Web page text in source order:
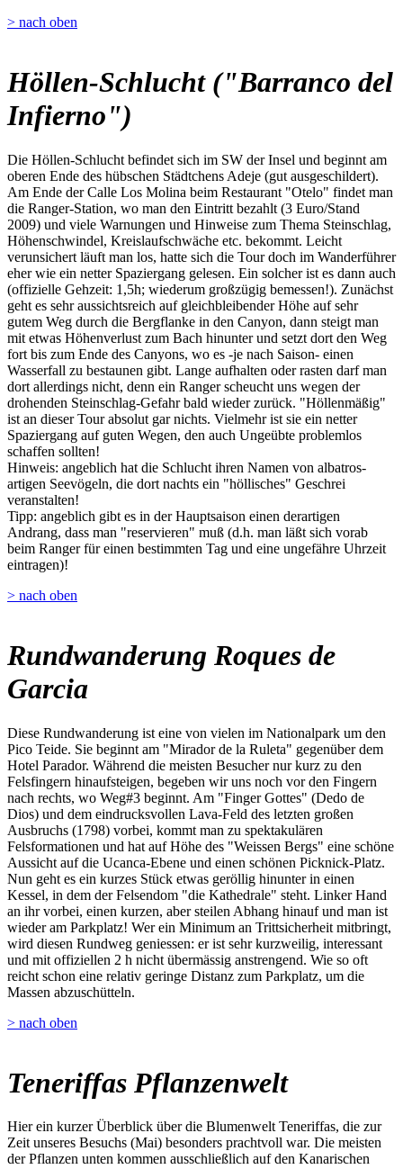
> nach oben
Höllen-Schlucht ("Barranco del
Infierno")
Die Höllen-Schlucht befindet sich im SW der Insel und beginnt am
oberen Ende des hübschen Städtchens Adeje (gut ausgeschildert).
Am Ende der Calle Los Molina beim Restaurant "Otelo" findet man
die Ranger-Station, wo man den Eintritt bezahlt (3 Euro/Stand
2009) und viele Warnungen und Hinweise zum Thema Steinschlag,
Höhenschwindel, Kreislaufschwäche etc. bekommt. Leicht
verunsichert läuft man los, hatte sich die Tour doch im Wanderführer
eher wie ein netter Spaziergang gelesen. Ein solcher ist es dann auch
(offizielle Gehzeit: 1,5h; wiederum großzügig bemessen!). Zunächst
geht es sehr aussichtsreich auf gleichbleibender Höhe auf sehr
gutem Weg durch die Bergflanke in den Canyon, dann steigt man
mit etwas Höhenverlust zum Bach hinunter und setzt dort den Weg
fort bis zum Ende des Canyons, wo es -je nach Saison- einen
Wasserfall zu bestaunen gibt. Lange aufhalten oder rasten darf man
dort allerdings nicht, denn ein Ranger scheucht uns wegen der
drohenden Steinschlag-Gefahr bald wieder zurück. "Höllenmäßig"
ist an dieser Tour absolut gar nichts. Vielmehr ist sie ein netter
Spaziergang auf guten Wegen, den auch Ungeübte problemlos
schaffen sollten!
Hinweis: angeblich hat die Schlucht ihren Namen von albatros-
artigen Seevögeln, die dort nachts ein "höllisches" Geschrei
veranstalten!
Tipp: angeblich gibt es in der Hauptsaison einen derartigen
Andrang, dass man "reservieren" muß (d.h. man läßt sich vorab
beim Ranger für einen bestimmten Tag und eine ungefähre Uhrzeit
eintragen)!
> nach oben
Rundwanderung Roques de
Garcia
Diese Rundwanderung ist eine von vielen im Nationalpark um den
Pico Teide. Sie beginnt am "Mirador de la Ruleta" gegenüber dem
Hotel Parador. Während die meisten Besucher nur kurz zu den
Felsfingern hinaufsteigen, begeben wir uns noch vor den Fingern
nach rechts, wo Weg#3 beginnt. Am "Finger Gottes" (Dedo de
Dios) und dem eindrucksvollen Lava-Feld des letzten großen
Ausbruchs (1798) vorbei, kommt man zu spektakulären
Felsformationen und hat auf Höhe des "Weissen Bergs" eine schöne
Aussicht auf die Ucanca-Ebene und einen schönen Picknick-Platz.
Nun geht es ein kurzes Stück etwas geröllig hinunter in einen
Kessel, in dem der Felsendom "die Kathedrale" steht. Linker Hand
an ihr vorbei, einen kurzen, aber steilen Abhang hinauf und man ist
wieder am Parkplatz! Wer ein Minimum an Trittsicherheit mitbringt,
wird diesen Rundweg geniessen: er ist sehr kurzweilig, interessant
und mit offiziellen 2 h nicht übermässig anstrengend. Wie so oft
reicht schon eine relativ geringe Distanz zum Parkplatz, um die
Massen abzuschütteln.
> nach oben
Teneriffas Pflanzenwelt
Hier ein kurzer Überblick über die Blumenwelt Teneriffas, die zur
Zeit unseres Besuchs (Mai) besonders prachtvoll war. Die meisten
der Pflanzen unten kommen ausschließlich auf den Kanarischen